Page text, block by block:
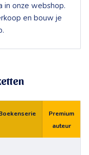
in onze webshop.
en bouw je
Premium
auteur